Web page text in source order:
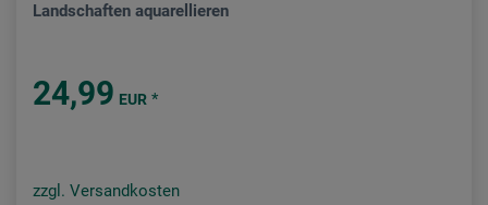
Landschaften aquarellieren
24,99 EUR *
zzgl. Versandkosten